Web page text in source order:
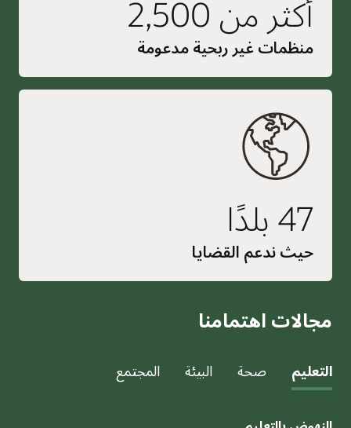
أكثر من 2,500
منظمات غير ربحية مدعومة
47 بلدًا
حيث ندعم القضايا
مجالات اهتمامنا
التعليم صحة البيئة المجتمع